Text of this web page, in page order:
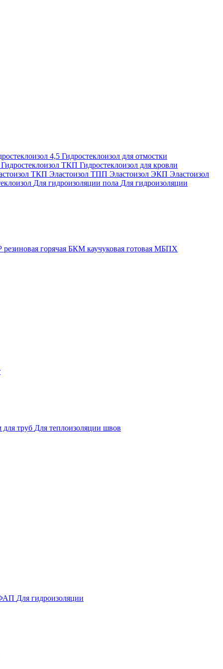
4,5 Гидростеклоизол для отмостки
Гидростеклоизол ТКП Гидростеклоизол для кровли
ТКП Эластоизол ТПП Эластоизол ЭКП Эластоизол
Для гидроизоляции пола Для гидроизоляции
горячая БКМ каучуковая готовая МБПХ
для труб Для теплоизоляции швов
Для гидроизоляции